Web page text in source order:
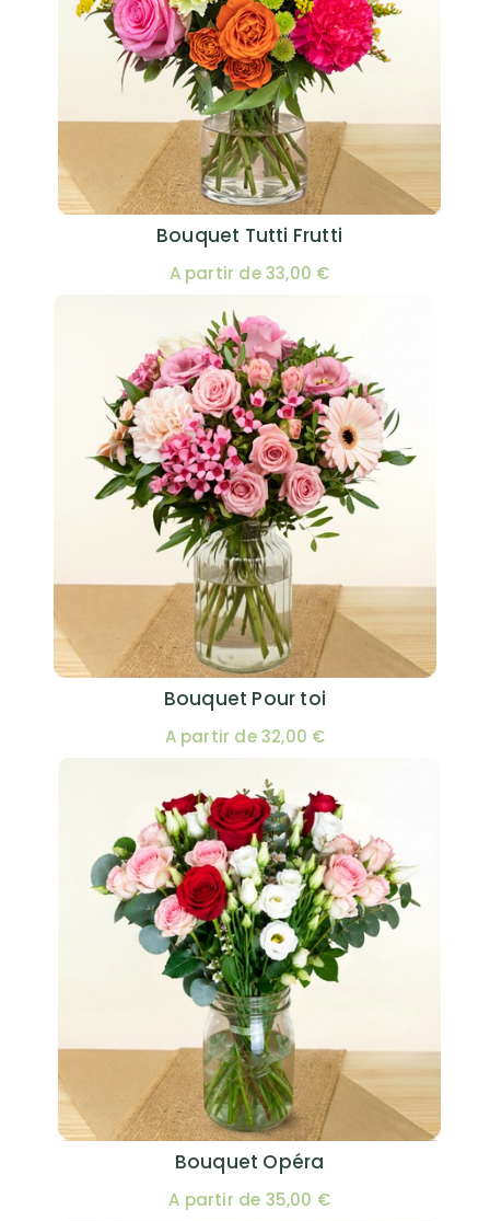
Bouquet Tutti Frutti
A partir de 33,00 €
Bouquet Pour toi
A partir de 32,00 €
Bouquet Opéra
A partir de 35,00 €